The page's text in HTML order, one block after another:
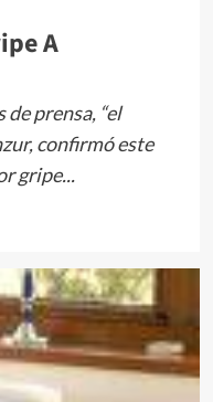
A
prensa, “el
confirmó este
gripe...